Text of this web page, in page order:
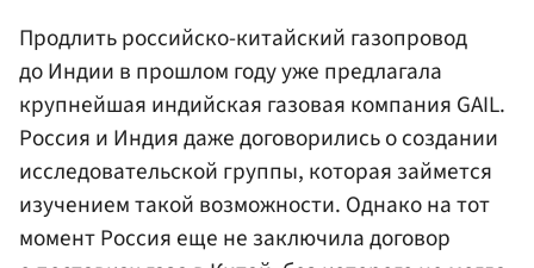
Продлить российско-китайский газопровод
до Индии в прошлом году уже предлагала
крупнейшая индийская газовая компания GAIL.
Россия и Индия даже договорились о создании
исследовательской группы, которая займется
изучением такой возможности. Однако на тот
момент Россия еще не заключила договор